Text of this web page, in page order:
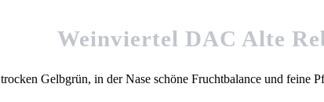
Weinviertel DAC Alte
trocken Gelbgrün, in der Nase schöne Fruchtbalance und feine